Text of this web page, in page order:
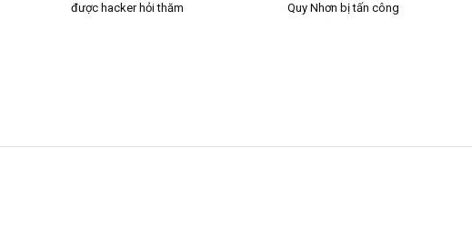
được hacker hỏi thăm
Quy Nhơn bị tấn công